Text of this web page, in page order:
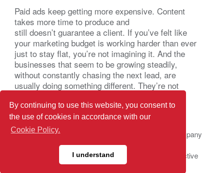
By continuing to use this website, you consent to
the use of cookies in accordance with our
Cookie Policy.
I understand
Paid ads keep getting more expensive. Content
takes more time to produce and
still doesn’t guarantee a client. If you’ve felt like
your marketing budget is working harder than ever
just to stay flat, you’re not imagining it. And the
businesses that seem to be growing steadily,
without constantly chasing the next lead, are
usually doing something different. They’re not
relationships. That […]
© 2026 BNI Global LLC.
All Rights Reserved. All company
names, product names logos included here may be
registered trademarks or service marks of their respective